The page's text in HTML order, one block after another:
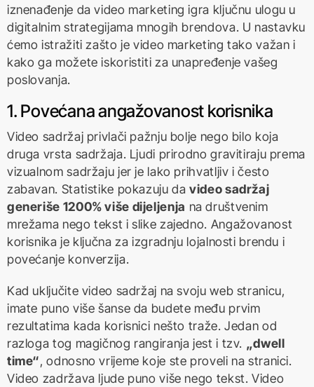
iznenađenje da video marketing igra ključnu ulogu u
digitalnim strategijama mnogih brendova. U nastavku
ćemo istražiti zašto je video marketing tako važan i
kako ga možete iskoristiti za unapređenje vašeg
poslovanja.
1. Povećana angažovanost korisnika
Video sadržaj privlači pažnju bolje nego bilo koja
druga vrsta sadržaja. Ljudi prirodno gravitiraju prema
vizualnom sadržaju jer je lako prihvatljiv i često
zabavan. Statistike pokazuju davideo sadržaj
generiše 1200% više dijeljenja na društvenim
mrežama nego tekst i slike zajedno. Angažovanost
korisnika je ključna za izgradnju lojalnosti brendu i
povećanje konverzija.
Kad uključite video sadržaj na svoju web stranicu,
imate puno više šanse da budete među prvim
rezultatima kada korisnici nešto traže. Jedan od
razloga tog magičnog rangiranja jest i tzv. „dwell
time“, odnosno vrijeme koje ste proveli na stranici.
Video zadržava ljude puno više nego tekst. Video